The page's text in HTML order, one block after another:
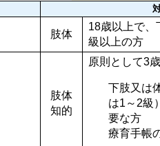
肢体
18歳以上で、
級以上の方
肢体
知的
原則として3
下肢又は
は1～2級
要な方
療育手帳